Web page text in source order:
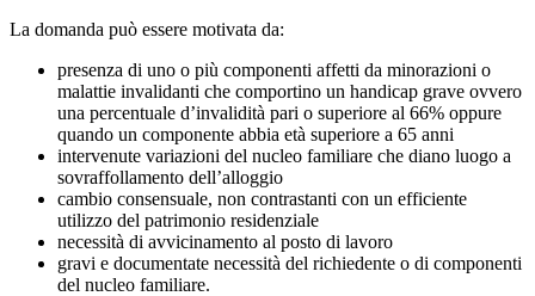
La domanda può essere motivata da:
presenza di uno o più componenti affetti da minorazioni o
malattie invalidanti che comportino un handicap grave ovvero
una percentuale d’invalidità pari o superiore al 66% oppure
quando un componente abbia età superiore a 65 anni
intervenute variazioni del nucleo familiare che diano luogo a
sovraffollamento dell’alloggio
cambio consensuale, non contrastanti con un efficiente
utilizzo del patrimonio residenziale
necessità di avvicinamento al posto di lavoro
gravi e documentate necessità del richiedente o di componenti
del nucleo familiare.